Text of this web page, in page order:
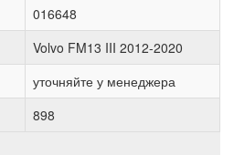
016648
Volvo FM13 III 2012-2020
уточняйте у менеджера
898